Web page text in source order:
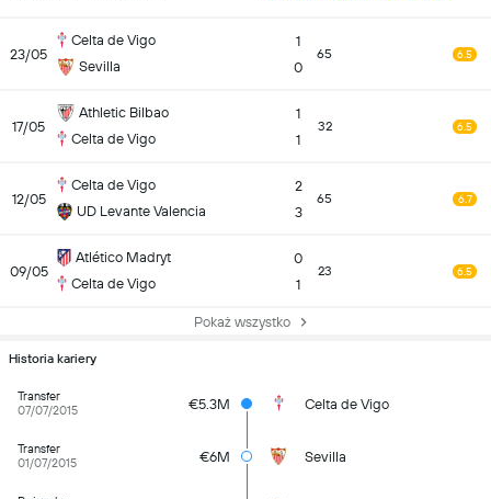
23/05
Celta de Vigo
Sevilla
1
0
65 6.5
17/05
Athletic Bilbao
Celta de Vigo
1
1
32 6.5
12/05
Celta de Vigo
UD Levante Valencia
2
3
65 6.7
09/05
Atlético Madryt
Celta de Vigo
0
1
23 6.5
Pokaż wszystko
Historia kariery
Transfer
07/07/2015
€5.3M Celta de Vigo
Transfer
01/07/2015
€6M Sevilla